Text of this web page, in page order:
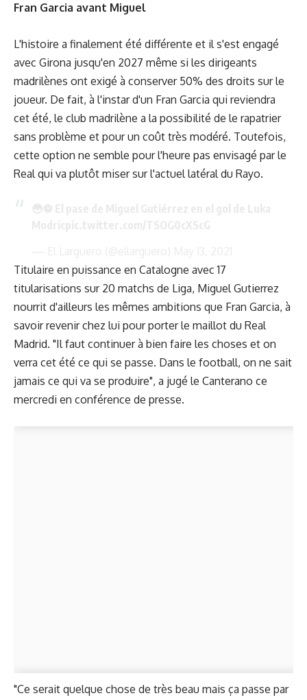
Fran Garcia avant Miguel
L'histoire a finalement été différente et il s'est engagé
avec Girona jusqu'en 2027 même si les dirigeants
madrilènes ont exigé à conserver 50% des droits sur le
joueur. De fait, à l'instar d'un Fran Garcia qui reviendra
cet été, le club madrilène a la possibilité de le rapatrier
sans problème et pour un coût très modéré. Toutefois,
cette option ne semble pour l'heure pas envisagé par le
Real qui va plutôt miser sur l'actuel latéral du Rayo.
Titulaire en puissance en Catalogne avec 17
titularisations sur 20 matchs de Liga, Miguel Gutierrez
nourrit d'ailleurs les mêmes ambitions que Fran Garcia, à
savoir revenir chez lui pour porter le maillot du Real
Madrid. "Il faut continuer à bien faire les choses et on
verra cet été ce qui se passe. Dans le football, on ne sait
jamais ce qui va se produire", a jugé le Canterano ce
mercredi en conférence de presse.
"Ce serait quelque chose de très beau mais ça passe par